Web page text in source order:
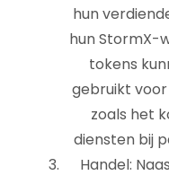
hun
hun StormX-
tokens
gebruikt
zoals het
diensten bij
Handel: